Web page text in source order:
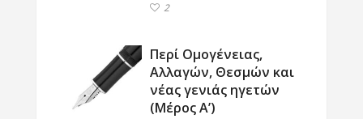
2
Περί Ομογένειας,
Αλλαγών, Θεσμών και
νέας γενιάς ηγετών
(Μέρος Α’)